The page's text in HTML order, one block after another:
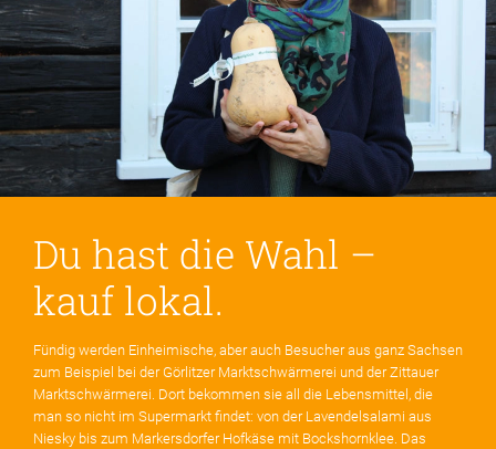
Du hast die Wahl –
kauf lokal.
Fündig werden Einheimische, aber auch Besucher aus ganz Sachsen
zum Beispiel bei der Görlitzer Marktschwärmerei und der Zittauer
Marktschwärmerei. Dort bekommen sie all die Lebensmittel, die
man so nicht im Supermarkt findet: von der Lavendelsalami aus
Niesky bis zum Markersdorfer Hofkäse mit Bockshornklee. Das